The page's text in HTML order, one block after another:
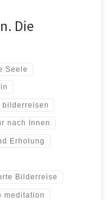
Die
Seele
bilderreisen
nach Innen
Erholung
Bilderreise
meditation